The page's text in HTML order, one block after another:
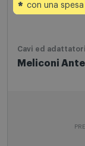
Cavi ed
Meliconi
* con una